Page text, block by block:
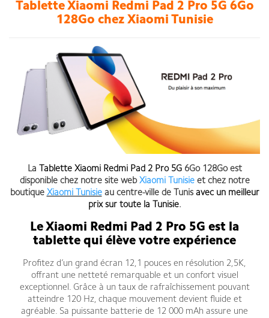
Tablette Xiaomi Redmi Pad 2 Pro 5G 6Go
128Go chez Xiaomi Tunisie
La Tablette Xiaomi Redmi Pad 2 Pro 5G6Go 128Go est
disponible chez notre site web Xiaomi Tunisieet chez notre
boutique Xiaomi Tunisieau centre-ville de Tunis avec un meilleur
prix sur toute la Tunisie.
Le Xiaomi Redmi Pad 2 Pro 5G est la
tablette qui élève votre expérience
Profitez d’un grand écran 12,1 pouces en résolution 2,5K,
offrant une netteté remarquable et un confort visuel
exceptionnel. Grâce à un taux de rafraîchissement pouvant
atteindre 120 Hz, chaque mouvement devient fluide et
agréable. Sa puissante batterie de 12 000 mAh assure une